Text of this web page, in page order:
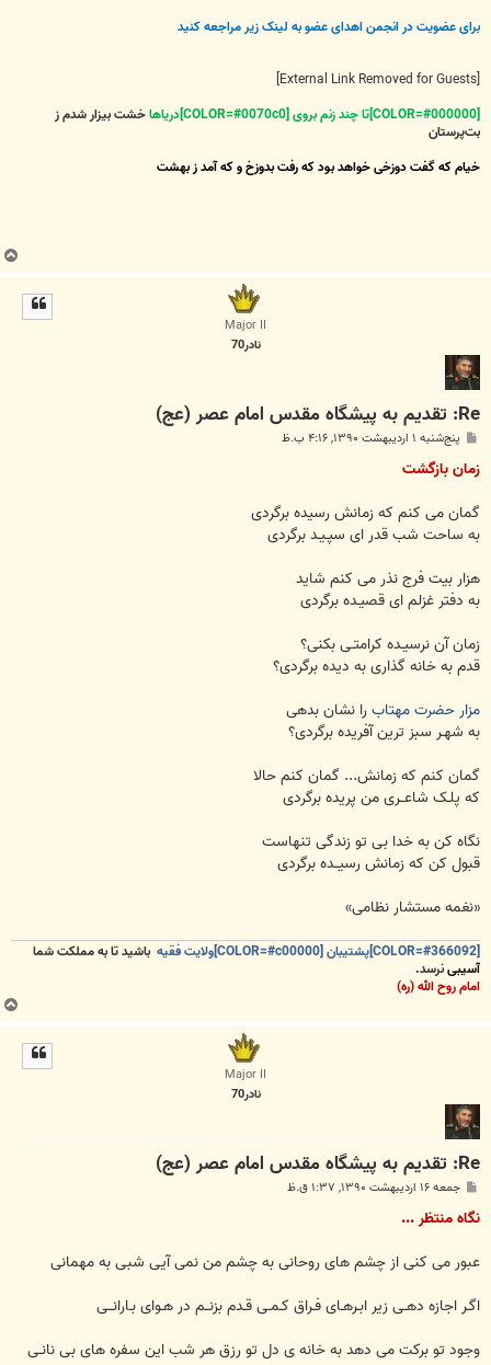
برای عضویت در انجمن اهدای عضو به لینک زیر مراجعه کنید
خشت بیزار شدم ز
بت‌پرستان
خیام که گفت دوزخی خواهد بود که رفت بدوزخ و که آمد ز بهشت
ب
ا
Major II
نادر70
Re: تقدیم به پیشگاه مقدس امام عصر (عج)
پ
ت
پنج‌شنبه ۱ اردیبهشت ۱۳۹۰, ۴:۱۶ ب.ظ
زمان بازگشت
گمان می کنم که زمانش رسیده برگردی
به ساحت شب قدر ای سپـیـد برگردی
هزار بیت فرج نذر می کنم شاید
به دفتر غزلم ای قصیـده برگردی
زمان آن نرسیـده کرامتـی بکنی؟
قدم به خانه گذاری به دیده برگردی؟
مزار حضرت مهتابرا نشان بدهی
به شهـر سبز ترین آفریده برگردی؟
گمان کنم که زمانش... گمان کنم حالا
که پلـک شاعــری من پریده برگردی
نگاه کن به خدا بی تو زندگی تنهاست
قبول کن که زمانش رسیــده برگردی
«نغمه مستشار نظامی»
باشید تا به مملکت شما
آسیبینرسد.
امام روح الله (ره)
ب
ا
Major II
نادر70
Re: تقدیم به پیشگاه مقدس امام عصر (عج)
پ
ت
جمعه ۱۶ اردیبهشت ۱۳۹۰, ۱:۳۷ ق.ظ
نگاه منتظر ...
عبور می کنی از چشم های روحانی به چشم من نمی آیی شبی به مهمانی
اگـر اجازه دهـی زیر ابـرهـای فـراق کـمـی قـدم بزنــم در هـوای بـارانــی
وجود تو برکت می دهد به خانه ی دل تو رزق هر شب این سفره های بی نانـی